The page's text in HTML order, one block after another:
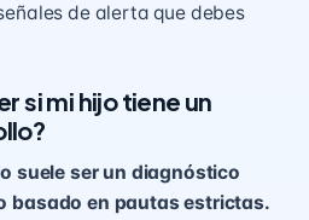
de alerta que debes
si mi hijo tiene un
suele ser un diagnóstico
basado en pautas estrictas.